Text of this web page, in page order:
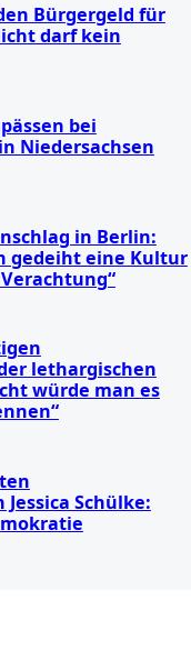
Bürgergeld für
darf kein
bei
Niedersachsen
in Berlin:
gedeiht eine Kultur
lethargischen
würde man es
Schülke: